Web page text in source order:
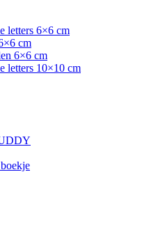
letters 6×6 cm
cm
6×6 cm
letters 10×10 cm